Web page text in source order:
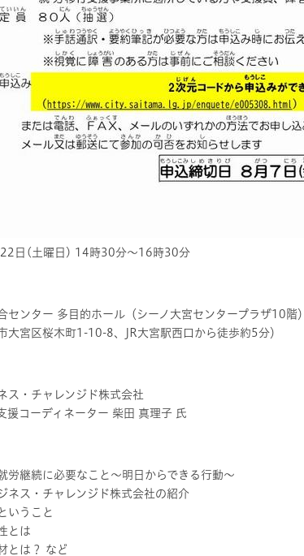
日(土曜日) 14時30分～16時30分
センター 多目的ホール（シーノ大宮センタープラザ10階）
大宮区桜木町1-10-8、JR大宮駅西口から徒歩約5分）
ス・チャレンジド株式会社
援コーディネーター 柴田 真理子 氏
労継続に必要なこと～明日からできる行動～
ネス・チャレンジド株式会社の紹介
いうこと
とは
とは？ など